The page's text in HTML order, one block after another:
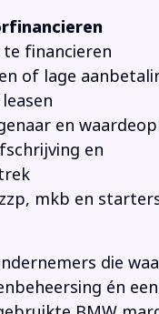
financieren
of lage
en
en
mkb en
die
én